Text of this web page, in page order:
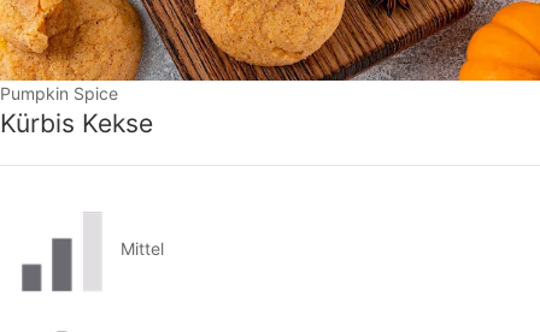
Pumpkin Spice
Kürbis Kekse
Mittel